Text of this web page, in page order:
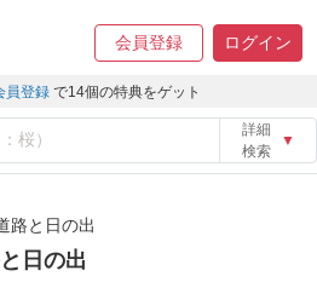
会員登録 ログイン
員登録 で14個の特典をゲット
詳細
検索
▼
路と日の出
日の出